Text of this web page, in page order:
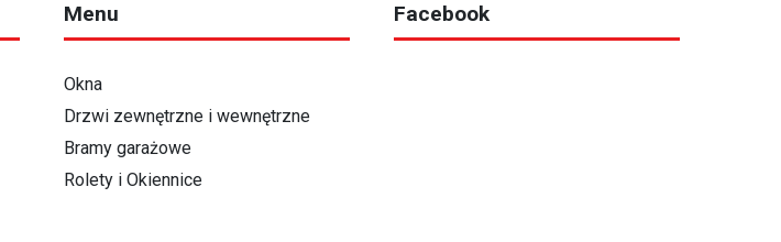
Menu
Okna
Drzwi zewnętrzne i wewnętrzne
Bramy garażowe
Rolety i Okiennice
Facebook